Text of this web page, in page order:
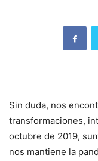
Sin duda, nos
transformaciones,
octubre de 2019,
nos mantiene la